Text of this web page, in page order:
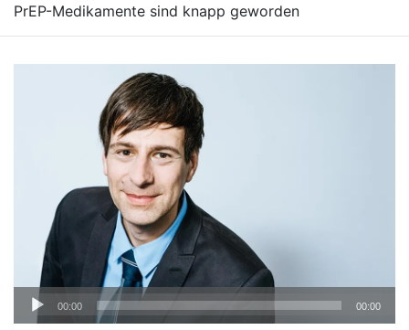
PrEP-Medikamente sind knapp geworden
Audio-
Player
00:00 00:00